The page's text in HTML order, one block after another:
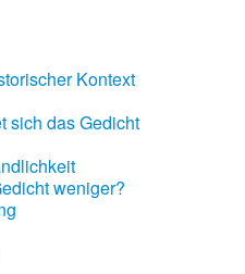
Kontext
sich das Gedicht
weniger?